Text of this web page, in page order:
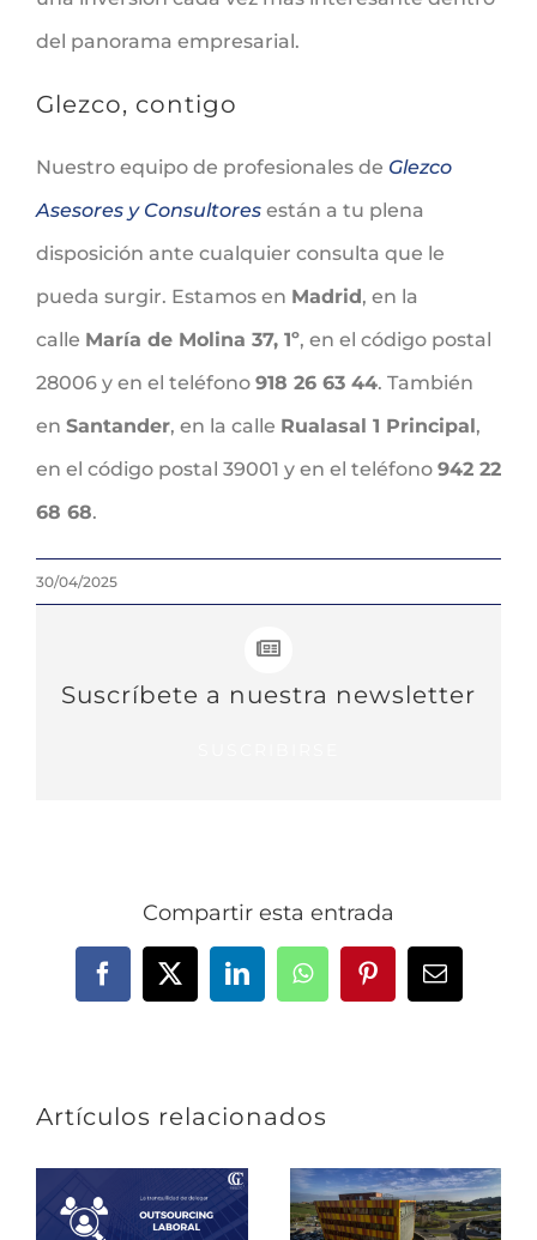
del panorama empresarial.
Glezco, contigo
Nuestro equipo de profesionales de Glezco
Asesores y Consultores están a tu plena
disposición ante cualquier consulta que le
pueda surgir. Estamos en Madrid, en la
calle María de Molina 37, 1º, en el código postal
28006 y en el teléfono 918 26 63 44. También
en Santander, en la calle Rualasal 1 Principal,
en el código postal 39001 y en el teléfono 942 22
68 68.
30/04/2025
Suscríbete a nuestra newsletter
Compartir esta entrada
Facebook
X LinkedInWhatsAppPinterestCorreo
Artículos relacionados